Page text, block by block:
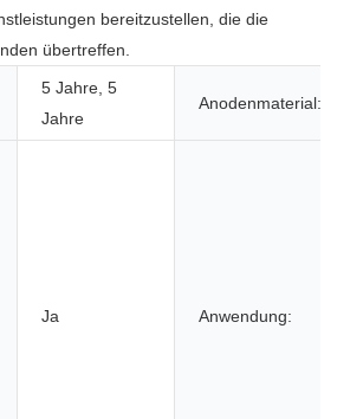
bereitzustellen, die die
übertreffen.
5 Jahre, 5
Jahre
Anodenmaterial:
Ja Anwendung: